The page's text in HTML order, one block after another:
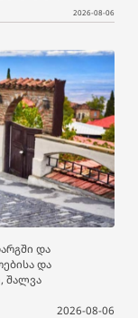
2026-08-06
და
და
შალვა
2026-08-06